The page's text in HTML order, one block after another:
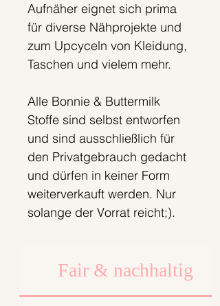
Aufnäher eignet sich prima
für diverse Nähprojekte und
zum Upcyceln von Kleidung,
Taschen und vielem mehr.
Alle Bonnie & Buttermilk
Stoffe sind selbst entworfen
und sind ausschließlich für
den Privatgebrauch gedacht
und dürfen in keiner Form
weiterverkauft werden. Nur
solange der Vorrat reicht;).
Fair & nachhaltig